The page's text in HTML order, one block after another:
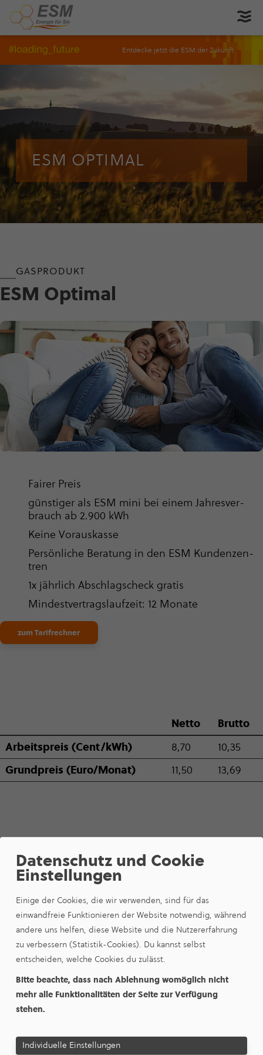
Entdecke jetzt die ESM der Zukunft
ESM OPTIMAL
GASPRODUKT
ESM Optimal
Fairer Preis
günstiger als ESM mini bei einem Jah­res­ver­
brauch ab 2.900 kWh
Keine Vor­aus­kasse
Per­sön­li­che Beratung in den ESM Kun­den­zen­
tren
1x jährlich Abschlag­s­check gratis
Min­dest­ver­trags­lauf­zeit: 12 Monate
zum Tarifrechner
Netto
Brutto
Arbeits­preis (Cent/kWh)
8,70
10,35
Grund­preis (Euro/Monat)
11,50 13,69
Weitere Infor­ma­tionen zu
unseren Produkten und
Preisen:
All­ge­meine Ver­trags­be­din­gun­gen
24.02.2026 |132,13 KB
Ergän­zende Bedin­gun­gen
Datenschutz und Cookie
Einstellungen
Einige der Cookies, die wir verwenden, sind für das
einwandfreie Funktionieren der Website notwendig, während
andere uns helfen, diese Website und die Nutzererfahrung
zu verbessern (Statistik-Cookies). Du kannst selbst
entscheiden, welche Cookies du zulässt.
Bitte beachte, dass nach Ablehnung womöglich nicht
mehr alle Funktionalitäten der Seite zur Verfügung
stehen.
Individuelle Einstellungen